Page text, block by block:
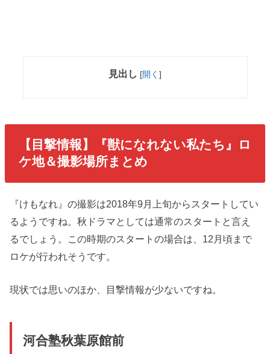
見出し [開く ]
【目撃情報】『獣になれない私たち』ロ
ケ地＆撮影場所まとめ
『けもなれ』の撮影は2018年9月上旬からスタートしてい
るようですね。秋ドラマとしては通常のスタートと言え
るでしょう。この時期のスタートの場合は、12月頃まで
ロケが行われそうです。
現状では思いのほか、目撃情報が少ないですね。
河合塾秋葉原館前